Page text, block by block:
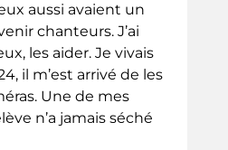
aussi avaient un
chanteurs. J’ai
les aider. Je vivais
il m’est arrivé de les
Une de mes
n’a jamais séché